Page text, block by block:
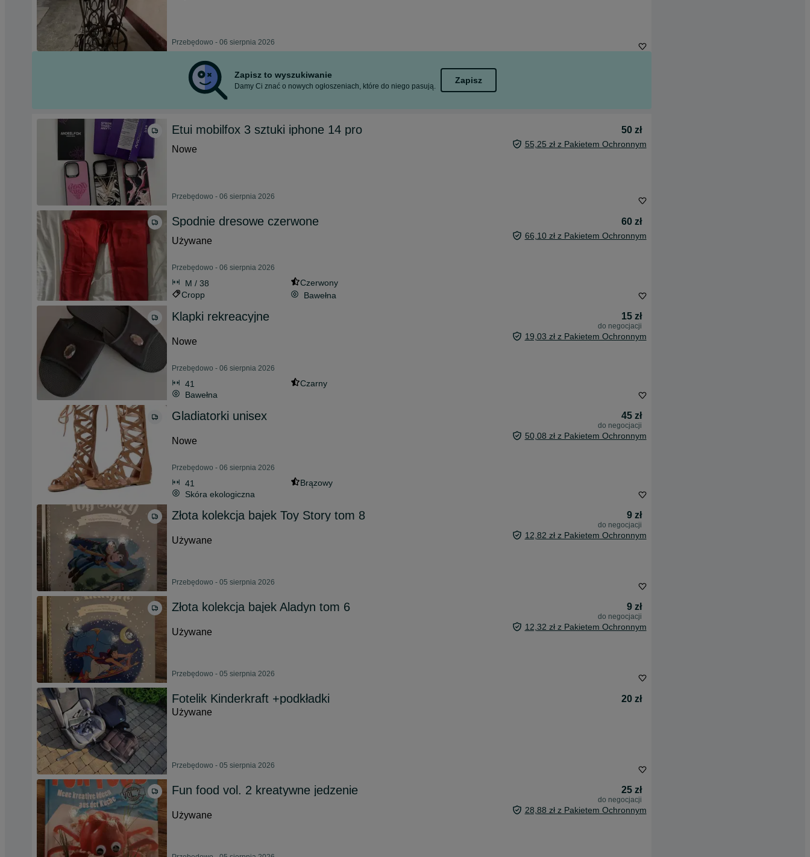
Przebędowo - 06 sierpnia 2026
Zapisz to wyszukiwanie
Damy Ci znać o nowych ogłoszeniach, które do niego pasują.
Zapisz
Etui mobilfox 3 sztuki iphone 14 pro
50 zł
Nowe
55,25 zł z Pakietem Ochronnym
Przebędowo - 06 sierpnia 2026
Spodnie dresowe czerwone
60 zł
Używane
66,10 zł z Pakietem Ochronnym
Przebędowo - 06 sierpnia 2026
M / 38
Czerwony
Cropp
Bawełna
Klapki rekreacyjne 15 zł
do negocjacji
Nowe 19,03 zł z Pakietem Ochronnym
Przebędowo - 06 sierpnia 2026
41
Czarny
Bawełna
Gladiatorki unisex 45 zł
do negocjacji
Nowe 50,08 zł z Pakietem Ochronnym
Przebędowo - 06 sierpnia 2026
41
Brązowy
Skóra ekologiczna
Złota kolekcja bajek Toy Story tom 8 9 zł
do negocjacji
Używane 12,82 zł z Pakietem Ochronnym
Przebędowo - 05 sierpnia 2026
Złota kolekcja bajek Aladyn tom 6 9 zł
do negocjacji
Używane 12,32 zł z Pakietem Ochronnym
Przebędowo - 05 sierpnia 2026
Fotelik Kinderkraft +podkładki
20 zł
Używane
Przebędowo - 05 sierpnia 2026
Fun food vol. 2 kreatywne jedzenie 25 zł
do negocjacji
Używane 28,88 zł z Pakietem Ochronnym